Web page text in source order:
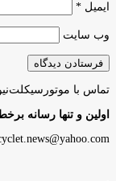
ایمیل *
وب‌ سایت
تماس با
اولین و تنها رسانه